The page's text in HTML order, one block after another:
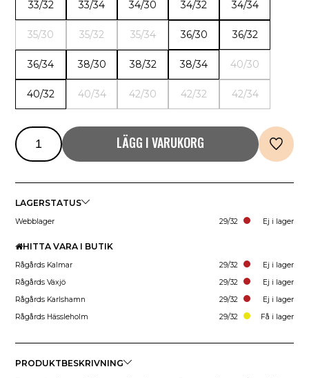
33/32 33/34 34/30 34/32 34/34
35/30 35/32 35/34 36/30 36/32
36/34 38/30 38/32 38/34 40/30
40/32 40/34 42/30 42/32 42/34
LÄGG I VARUKORG
LAGERSTATUS
Webblager 29/32 Ej i lager
HITTA VARA I BUTIK
Rågårds Kalmar 29/32
Ej i lager
Rågårds Växjö
29/32
Ej i lager
Rågårds Karlshamn
29/32
Ej i lager
Rågårds Hässleholm
29/32 Få i lager
PRODUKTBESKRIVNING